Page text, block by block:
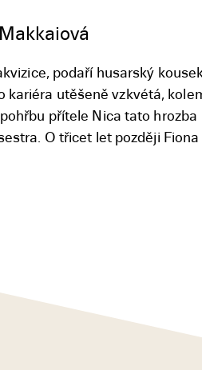
podaří husarský
kariéra utěšeně vzkvétá,
přítele Nica tato hrozba
O třicet let později Fiona